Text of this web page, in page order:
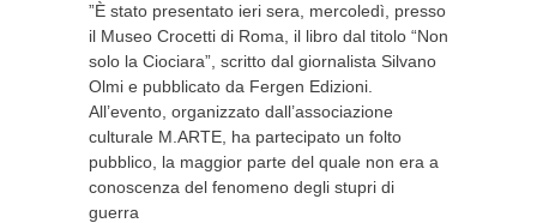
”È stato presentato ieri sera, mercoledì, presso
il Museo Crocetti di Roma, il libro dal titolo “Non
solo la Ciociara”, scritto dal giornalista Silvano
Olmi e pubblicato da Fergen Edizioni.
All’evento, organizzato dall’associazione
culturale M.ARTE, ha partecipato un folto
pubblico, la maggior parte del quale non era a
conoscenza del fenomeno degli stupri di
guerra